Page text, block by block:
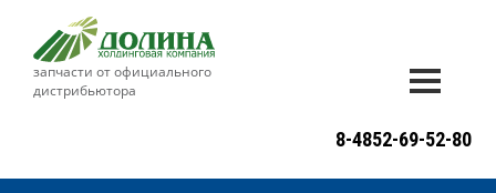
запчасти от официального
дистрибьютора
8-4852-69-52-80